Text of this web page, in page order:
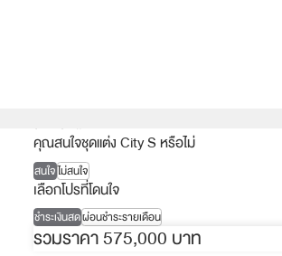
สีดำ เบาะผ้า
คุณสนใจชุดแต่ง City S หรือไม่
สนใจไม่สนใจ
เลือกโปรที่โดนใจ
ชำระเงินสดผ่อนชำระรายเดือน
รวมราคา 575,000 บาท